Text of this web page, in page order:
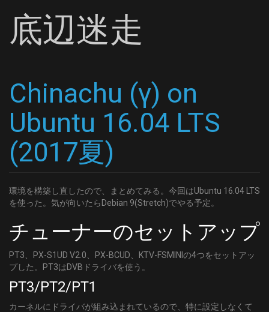
底辺迷走
Chinachu (γ) on
Ubuntu 16.04 LTS
(2017夏)
環境を構築し直したので、まとめてみる。今回はUbuntu 16.04 LTS
を使った。気が向いたらDebian 9(Stretch)でやる予定。
チューナーのセットアップ
PT3、PX-S1UD V2.0、PX-BCUD、KTV-FSMINIの4つをセットアッ
プした。PT3はDVBドライバを使う。
PT3/PT2/PT1
カーネルにドライバが組み込まれているので、特に設定しなくて